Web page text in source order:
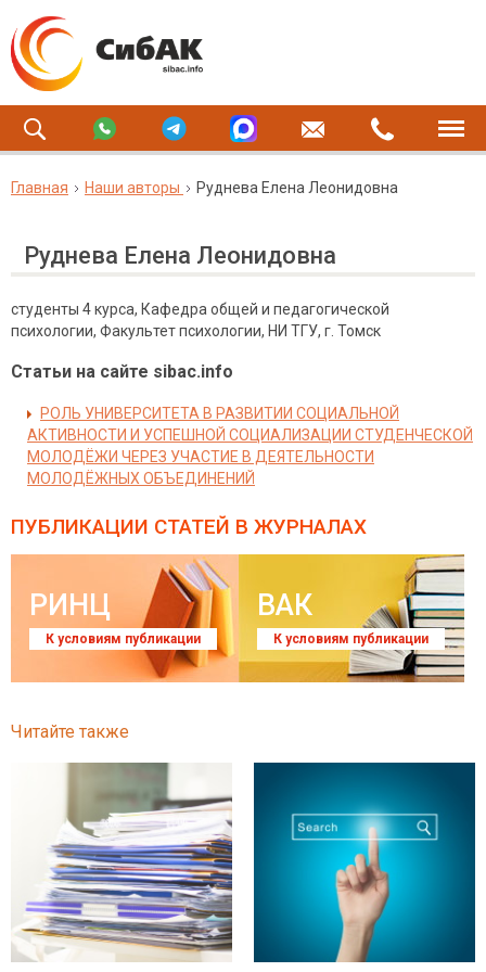
Главная Наши авторы Руднева Елена Леонидовна
Руднева Елена Леонидовна
студенты 4 курса, Кафедра общей и педагогической
психологии, Факультет психологии, НИ ТГУ, г. Томск
Статьи на сайте sibac.info
РОЛЬ УНИВЕРСИТЕТА В РАЗВИТИИ СОЦИАЛЬНОЙ
АКТИВНОСТИ И УСПЕШНОЙ СОЦИАЛИЗАЦИИ СТУДЕНЧЕСКОЙ
МОЛОДЁЖИ ЧЕРЕЗ УЧАСТИЕ В ДЕЯТЕЛЬНОСТИ
МОЛОДЁЖНЫХ ОБЪЕДИНЕНИЙ
ПУБЛИКАЦИИ СТАТЕЙ В ЖУРНАЛАХ
РИНЦ
К условиям публикации
ВАК
К условиям публикации
Читайте также